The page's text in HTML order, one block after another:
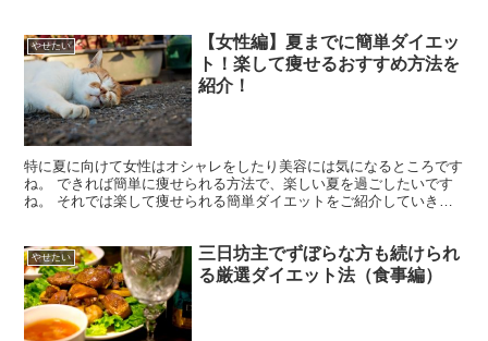
やせたい
【女性編】夏までに簡単ダイエッ
ト！楽して痩せるおすすめ方法を
紹介！
特に夏に向けて女性はオシャレをしたり美容には気になるところです
ね。 できれば簡単に痩せられる方法で、楽しい夏を過ごしたいです
ね。 それでは楽して痩せられる簡単ダイエットをご紹介していきま
やせたい
三日坊主でずぼらな方も続けられ
る厳選ダイエット法（食事編）